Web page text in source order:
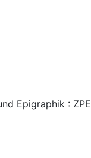
Epigraphik : ZPE